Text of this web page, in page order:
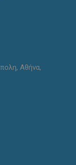
Αθήνα,